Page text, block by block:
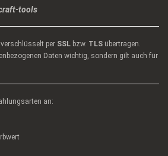
tools
verschlüsselt per SSL bzw. TLS übertragen.
Daten wichtig, sondern gilt auch für
an: